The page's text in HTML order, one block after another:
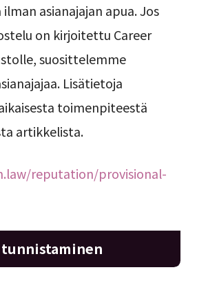
asianajajan apua. Jos
on kirjoitettu Career
suosittelemme
Lisätietoja
toimenpiteestä
artikkelista.
reputation/provisional-